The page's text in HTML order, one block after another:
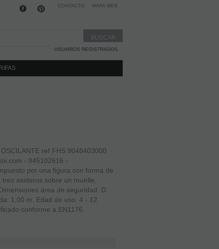
USUARIOS REGISTRADOS
CONTACTO MAPA WEB
ref FHS.9048403000
- 945102616 -
por una figura con forma de
asideros sobre un muelle,
área de seguridad: D
1,00 m. Edad de uso: 4 - 12
conforme a EN1176.